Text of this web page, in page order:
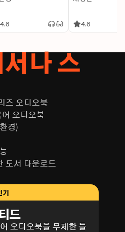
4.8 4.8
나 스
즈 오디오북
오디오북
경)
도서 다운로드
기
드
오디오북을 무제한 들